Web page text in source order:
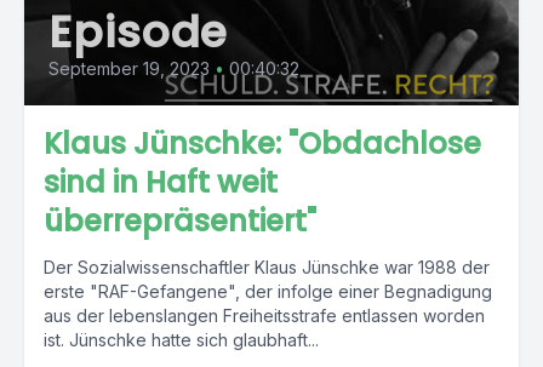
Episode
September 19, 2023 • 00:40:32
Klaus Jünschke: "Obdachlose
sind in Haft weit
überrepräsentiert"
Der Sozialwissenschaftler Klaus Jünschke war 1988 der
erste "RAF-Gefangene", der infolge einer Begnadigung
aus der lebenslangen Freiheitsstrafe entlassen worden
ist. Jünschke hatte sich glaubhaft...